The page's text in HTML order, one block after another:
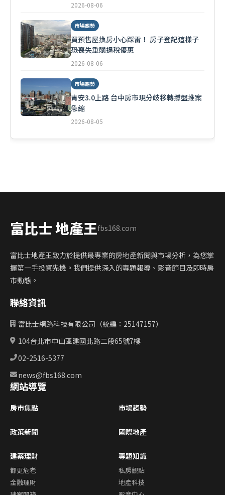
2026-08-06
市場趨勢
買預售屋換房小心踩雷！ 房子登記這樣子
恐喪失重購退稅優惠
2026-08-06
市場趨勢
青安3.0上路 台中房市現分歧移轉撐盤推案
急縮
2026-08-05
富比士 地產王fbs168.com
富比士地產王致力於提供最專業的房地產新聞與市場分析，為您掌
握第一手投資先機。我們提供深入的專題報導、影音節目及即時房
市動態。
聯絡資訊
富比士網路科技有限公司（統編：25147157）
104台北市中山區建國北路二段65號7樓
02-2516-5377
news@fbs168.com
網站導覽
房市焦點 市場趨勢
政策新聞 國際地產
建案理財
都更危老
金融理財
專題知識
私房觀點
地產科技